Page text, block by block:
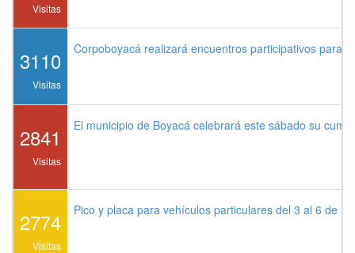
Visitas
3110
Visitas
Corpoboyacá realizará encuentros participativos para
2841
Visitas
El municipio de Boyacá celebrará este sábado su
2774
Visitas
Pico y placa para vehículos particulares del 3 al 6 de